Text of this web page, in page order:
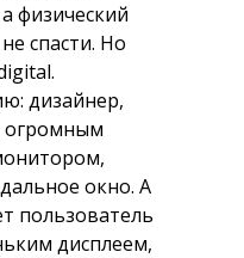
физический
спасти. Но
дизайнер,
огромным
окно. А
пользователь
дисплеем,